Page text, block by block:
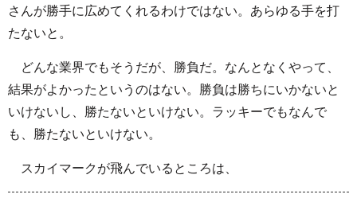
さんが勝手に広めてくれるわけではない。あらゆる手を打
たないと。
どんな業界でもそうだが、勝負だ。なんとなくやって、
結果がよかったというのはない。勝負は勝ちにいかないと
いけないし、勝たないといけない。ラッキーでもなんで
も、勝たないといけない。
スカイマークが飛んでいるところは、